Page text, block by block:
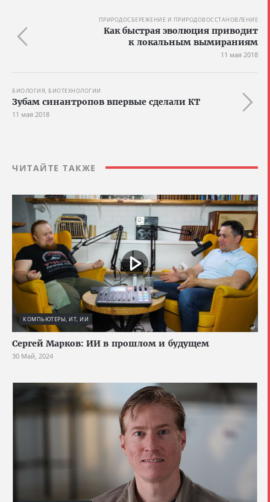
ПРИРОДОСБЕРЕЖЕНИЕ И ПРИРОДОВОССТАНОВЛЕНИЕ
Как быстрая эволюция приводит
к локальным вымираниям
11 мая 2018
БИОЛОГИЯ, БИОТЕХНОЛОГИИ
Зубам синантропов впервые сделали КТ
11 мая 2018
ЧИТАЙТЕ ТАКЖЕ
КОМПЬЮТЕРЫ, ИТ, ИИ
Сергей Марков: ИИ в прошлом и будущем
30 Май, 2024